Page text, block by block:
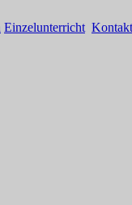
Einzelunterricht Kontakt